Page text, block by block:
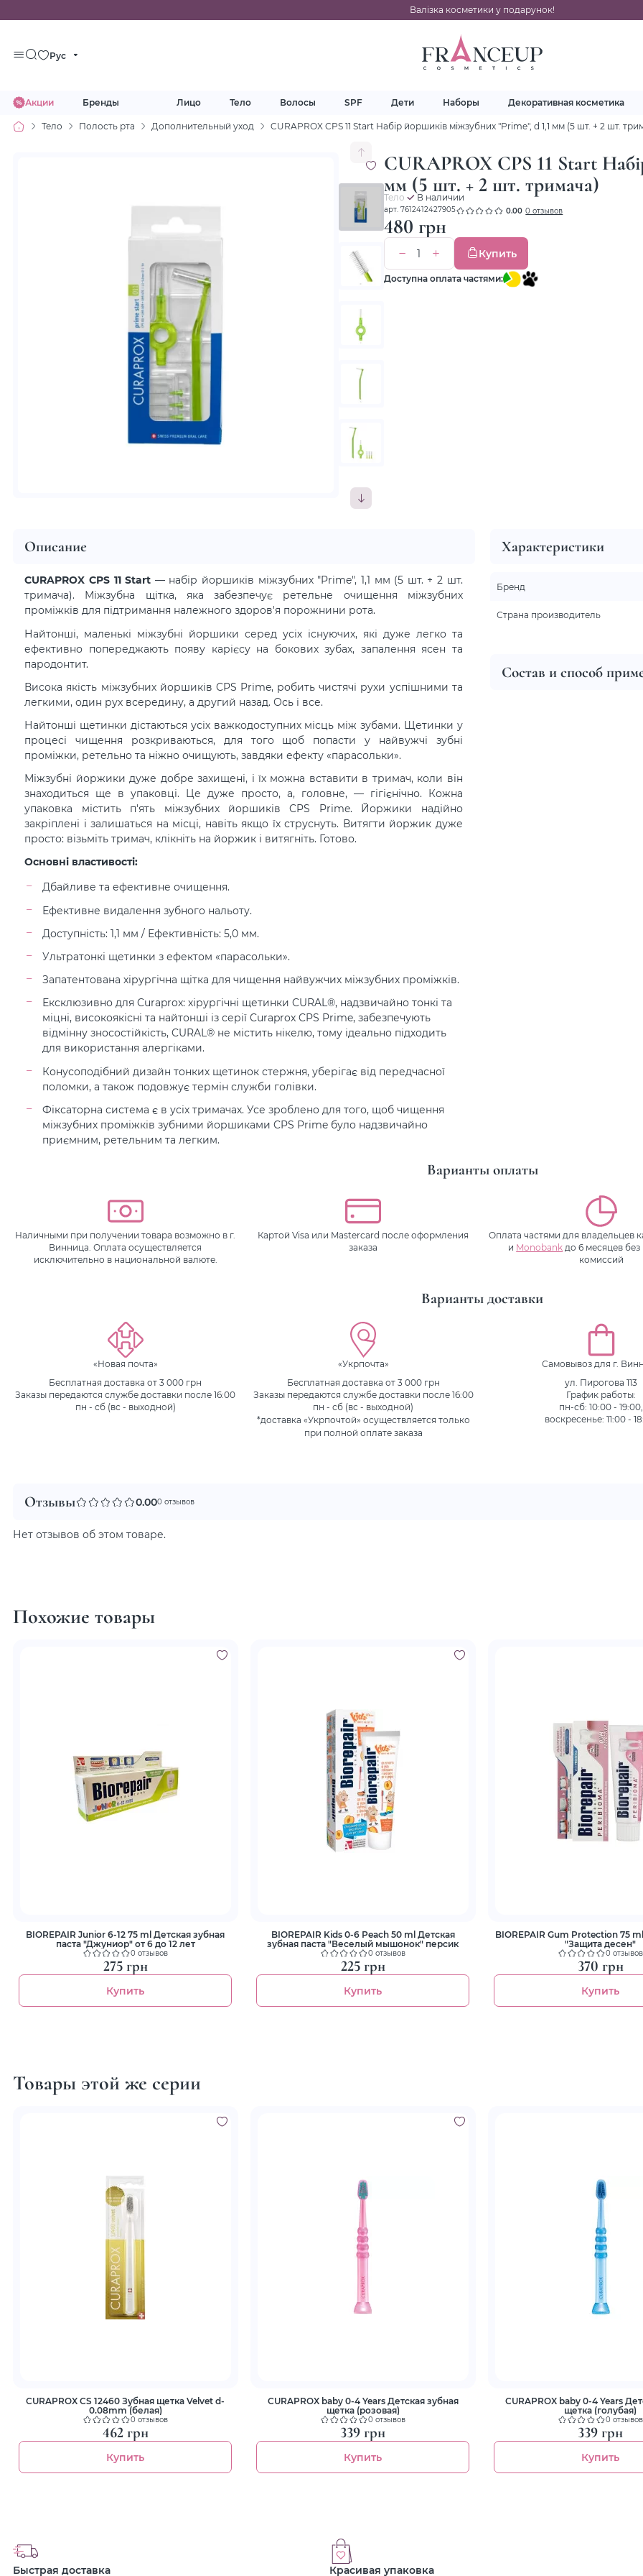
Валізка косметики у подарунок!
Рус
Акции Бренды Лицо Тело Волосы SPF Дети Наборы Декоративная косметика
Тело Полость рта Дополнительный уход CURAPROX CPS 11 Start Набір йоршиків міжзубних "Prime", d 1,1 мм (5 шт. + 2 шт.
CURAPROX CPS 11 Start
мм (5 шт. + 2 шт. тримача)
Тело В наличии
арт. 7612412427905 0.00 0 отзывов
480 грн
Купить
Доступна оплата частями:
Описание
CURAPROX CPS 11 Start — набір йоршиків міжзубних "Prime", 1,1 мм (5 шт. + 2 шт.
тримача). Міжзубна щітка, яка забезпечує ретельне очищення міжзубних
проміжків для підтримання належного здоров'я порожнини рота.
Найтонші, маленькі міжзубні йоршики серед усіх існуючих, які дуже легко та
ефективно попереджають появу карієсу на бокових зубах, запалення ясен та
пародонтит.
Висока якість міжзубних йоршиків CPS Prime, робить чистячі рухи успішними та
легкими, один рух всередину, а другий назад. Ось і все.
Найтонші щетинки дістаються усіх важкодоступних місць між зубами. Щетинки у
процесі чищення розкриваються, для того щоб попасти у найвужчі зубні
проміжки, ретельно та ніжно очищують, завдяки ефекту «парасольки».
Міжзубні йоржики дуже добре захищені, і їх можна вставити в тримач, коли він
знаходиться ще в упаковці. Це дуже просто, а, головне, — гігієнічно. Кожна
упаковка містить п'ять міжзубних йоршиків CPS Prime. Йоржики надійно
закріплені і залишаться на місці, навіть якщо їх струснуть. Витягти йоржик дуже
просто: візьміть тримач, клікніть на йоржик і витягніть. Готово.
Основні властивості:
Дбайливе та ефективне очищення.
Ефективне видалення зубного нальоту.
Доступність: 1,1 мм / Ефективність: 5,0 мм.
Ультратонкі щетинки з ефектом «парасольки».
Запатентована хірургічна щітка для чищення найвужчих міжзубних проміжків.
Ексклюзивно для Curaprox: хірургічні щетинки CURAL®, надзвичайно тонкі та
міцні, високоякісні та найтонші із серії Curaprox CPS Prime, забезпечують
відмінну зносостійкість, CURAL® не містить нікелю, тому ідеально підходить
для використання алергіками.
Конусоподібний дизайн тонких щетинок стержня, уберігає від передчасної
поломки, а також подовжує термін служби голівки.
Фіксаторна система є в усіх тримачах. Усе зроблено для того, щоб чищення
міжзубних проміжків зубними йоршиками CPS Prime було надзвичайно
приємним, ретельним та легким.
Состав и способ
Характеристики
Бренд
Страна производитель
Варианты оплаты
Наличными при получении товара возможно в г.
Винница. Оплата осуществляется
исключительно в национальной валюте.
Картой Visa или Mastercard после оформления
заказа
Оплата частями для владельцев
и Monobank до 6 месяцев
комиссий
Варианты доставки
«Новая почта»
Бесплатная доставка от 3 000 грн
Заказы передаются службе доставки после 16:00
пн - сб (вс - выходной)
«Укрпочта»
Бесплатная доставка от 3 000 грн
Заказы передаются службе доставки после 16:00
пн - сб (вс - выходной)
*доставка «Укрпочтой» осуществляется только
при полной оплате заказа
Самовывоз для г.
ул. Пирогова 113
График работы:
пн-сб: 10:00 - 19:00,
воскресенье: 11:00 -
Отзывы 0.000 отзывов
Нет отзывов об этом товаре.
Похожие товары
BIOREPAIR Junior 6-12 75 ml Детская зубная
паста "Джуниор" от 6 до 12 лет
0 отзывов
275 грн
Купить
BIOREPAIR Kids 0-6 Рeach 50 ml Детская
зубная паста "Веселый мышонок" персик
0 отзывов
225 грн
Купить
BIOREPAIR Gum Protection 75
"Защита десен"
0 отзывов
370 грн
Купить
Товары этой же серии
CURAPROX CS 12460 Зубная щетка Velvet d-
0.08mm (белая)
0 отзывов
462 грн
Купить
CURAPROX baby 0-4 Years Детская зубная
щетка (розовая)
0 отзывов
339 грн
Купить
CURAPROX baby 0-4 Years
щетка (голубая)
0 отзывов
339 грн
Купить
Быстрая доставка Красивая упаковка